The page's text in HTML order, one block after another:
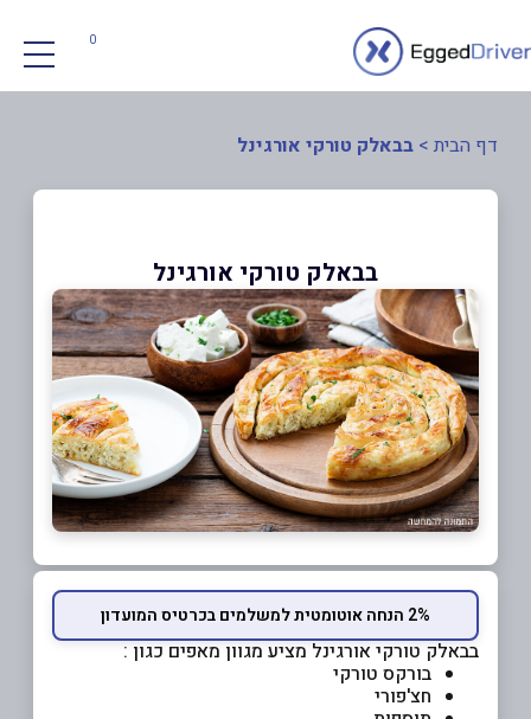
0
דף הבית > בבאלק טורקי אורגינל
בבאלק טורקי אורגינל
2% הנחה אוטומטית למשלמים בכרטיס המועדון
בבאלק טורקי אורגינל מציע מגוון מאפים כגון :
בורקס טורקי
חצ'פורי